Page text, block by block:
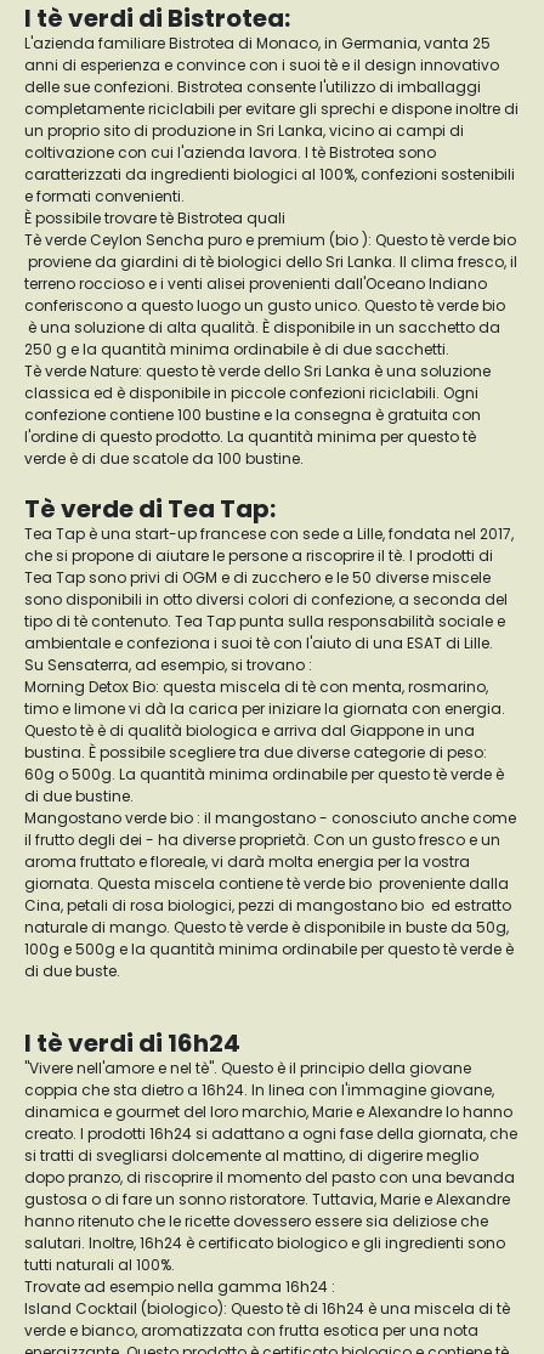
I tè verdi di Bistrotea:
L'azienda familiare Bistrotea di Monaco, in Germania, vanta 25
anni di esperienza e convince con i suoi tè e il design innovativo
delle sue confezioni. Bistrotea consente l'utilizzo di imballaggi
completamente riciclabili per evitare gli sprechi e dispone inoltre di
un proprio sito di produzione in Sri Lanka, vicino ai campi di
coltivazione con cui l'azienda lavora. I tè Bistrotea sono
caratterizzati da ingredienti biologici al 100%, confezioni sostenibili
e formati convenienti.
È possibile trovare tè Bistrotea quali
Tè verde Ceylon Sencha puro e premium (bio ): Questo tè verde bio
proviene da giardini di tè biologici dello Sri Lanka. Il clima fresco, il
terreno roccioso e i venti alisei provenienti dall'Oceano Indiano
conferiscono a questo luogo un gusto unico. Questo tè verde bio
è una soluzione di alta qualità. È disponibile in un sacchetto da
250 g e la quantità minima ordinabile è di due sacchetti.
Tè verde Nature: questo tè verde dello Sri Lanka è una soluzione
classica ed è disponibile in piccole confezioni riciclabili. Ogni
confezione contiene 100 bustine e la consegna è gratuita con
l'ordine di questo prodotto. La quantità minima per questo tè
verde è di due scatole da 100 bustine.
Tè verde di Tea Tap:
Tea Tap è una start-up francese con sede a Lille, fondata nel 2017,
che si propone di aiutare le persone a riscoprire il tè. I prodotti di
Tea Tap sono privi di OGM e di zucchero e le 50 diverse miscele
sono disponibili in otto diversi colori di confezione, a seconda del
tipo di tè contenuto. Tea Tap punta sulla responsabilità sociale e
ambientale e confeziona i suoi tè con l'aiuto di una ESAT di Lille.
Su Sensaterra, ad esempio, si trovano :
Morning Detox Bio: questa miscela di tè con menta, rosmarino,
timo e limone vi dà la carica per iniziare la giornata con energia.
Questo tè è di qualità biologica e arriva dal Giappone in una
bustina. È possibile scegliere tra due diverse categorie di peso:
60g o 500g. La quantità minima ordinabile per questo tè verde è
di due bustine.
Mangostano verde bio : il mangostano - conosciuto anche come
il frutto degli dei - ha diverse proprietà. Con un gusto fresco e un
aroma fruttato e floreale, vi darà molta energia per la vostra
giornata. Questa miscela contiene tè verde bio proveniente dalla
Cina, petali di rosa biologici, pezzi di mangostano bio ed estratto
naturale di mango. Questo tè verde è disponibile in buste da 50g,
100g e 500g e la quantità minima ordinabile per questo tè verde è
di due buste.
I tè verdi di 16h24
"Vivere nell'amore e nel tè". Questo è il principio della giovane
coppia che sta dietro a 16h24. In linea con l'immagine giovane,
dinamica e gourmet del loro marchio, Marie e Alexandre lo hanno
creato. I prodotti 16h24 si adattano a ogni fase della giornata, che
si tratti di svegliarsi dolcemente al mattino, di digerire meglio
dopo pranzo, di riscoprire il momento del pasto con una bevanda
gustosa o di fare un sonno ristoratore. Tuttavia, Marie e Alexandre
hanno ritenuto che le ricette dovessero essere sia deliziose che
salutari. Inoltre, 16h24 è certificato biologico e gli ingredienti sono
tutti naturali al 100%.
Trovate ad esempio nella gamma 16h24 :
Island Cocktail (biologico): Questo tè di 16h24 è una miscela di tè
verde e bianco, aromatizzata con frutta esotica per una nota